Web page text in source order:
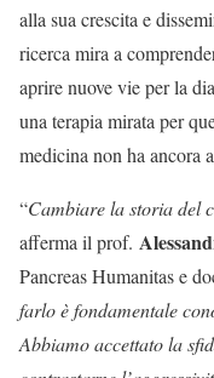
alla sua crescita e
ricerca mira a
aprire nuove vie per la
una terapia mirata per
medicina non ha ancora
“Cambiare la storia del
afferma il prof.
Pancreas Humanitas e
farlo è fondamentale
Abbiamo accettato la